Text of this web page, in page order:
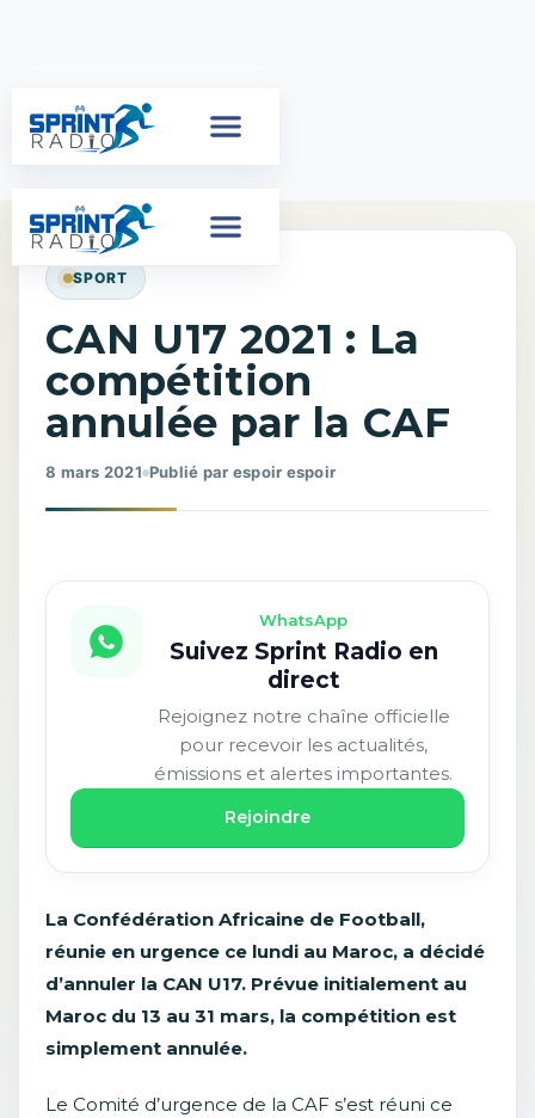
SPORT
CAN U17 2021 : La
compétition
annulée par la CAF
8 mars 2021 Publié par espoir espoir
WhatsApp
Suivez Sprint Radio en
direct
Rejoignez notre chaîne officielle
pour recevoir les actualités,
émissions et alertes importantes.
Rejoindre
La Confédération Africaine de Football,
réunie en urgence ce lundi au Maroc, a décidé
d’annuler la CAN U17. Prévue initialement au
Maroc du 13 au 31 mars, la compétition est
simplement annulée.
Le Comité d’urgence de la CAF s’est réuni ce